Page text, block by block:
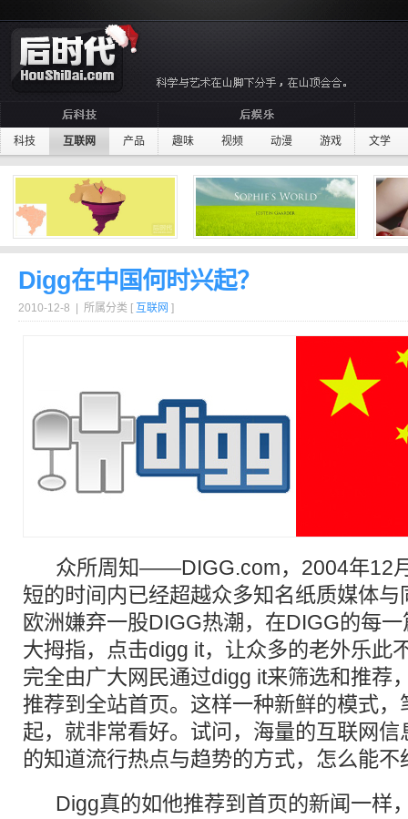
科技 互联网 产品 趣味 视频 动漫 游戏 文学
Digg在中国何时兴起？
2010-12-8 | 所属分类 [ 互联网 ]
众所周知——DIGG.com，2004年12
短的时间内已经超越众多知名纸质媒体
欧洲嫌弃一股DIGG热潮，在DIGG的每
大拇指，点击digg it，让众多的老外乐此
完全由广大网民通过digg it来筛选和推荐
推荐到全站首页。这样一种新鲜的模式
起，就非常看好。试问，海量的互联网
的知道流行热点与趋势的方式，怎么能不
Digg真的如他推荐到首页的新闻一样